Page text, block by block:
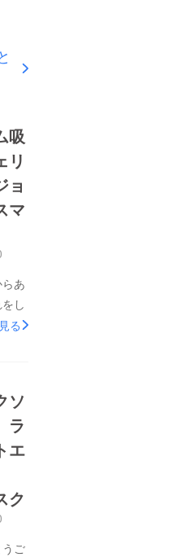
吸
リ
ョ
マ
あ
し
ー
に
の
る
ソ
ラ
エ
ク
ご